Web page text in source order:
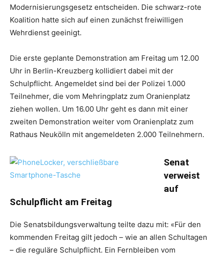
Modernisierungsgesetz entscheiden. Die schwarz-rote
Koalition hatte sich auf einen zunächst freiwilligen
Wehrdienst geeinigt.
Die erste geplante Demonstration am Freitag um 12.00
Uhr in Berlin-Kreuzberg kollidiert dabei mit der
Schulpflicht. Angemeldet sind bei der Polizei 1.000
Teilnehmer, die vom Mehringplatz zum Oranienplatz
ziehen wollen. Um 16.00 Uhr geht es dann mit einer
zweiten Demonstration weiter vom Oranienplatz zum
Rathaus Neukölln mit angemeldeten 2.000 Teilnehmern.
Senat
verweist
auf
Schulpflicht am Freitag
Die Senatsbildungsverwaltung teilte dazu mit: «Für den
kommenden Freitag gilt jedoch – wie an allen Schultagen
– die reguläre Schulpflicht. Ein Fernbleiben vom